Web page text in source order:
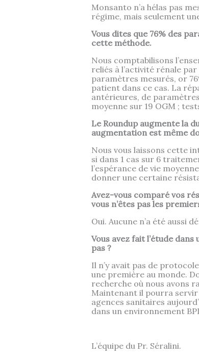
Monsanto n’a hélas pas
régime, mais seulement
Vous dites que 76% des
cette méthode.
Nous comptabilisons
reliés à l’activité rénale
paramètres mesurés, or
patient dans ce cas. La
antérieures, de
moyenne sur 19 OGM ;
Le Roundup augmente la
augmentation est même
Nous vous laissons cette
si dans 1 cas sur 6
l’espérance de vie
donner une certaine
Avez-vous comparé vos
vous n’êtes pas les
Oui. Aucune n’a été aussi
Vous avez fait l’étude
pas ?
Il n’y avait pas de
une première au monde.
recherche où nous avons
Maintenant il pourra servir
agences sanitaires
dans un environnement
L’équipe du Pr. Séralini.